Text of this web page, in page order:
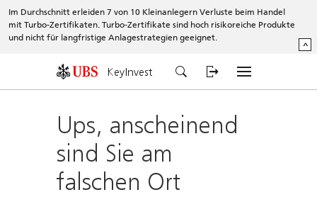
Im Durchschnitt erleiden 7 von 10 Kleinanlegern Verluste beim Handel
mit Turbo-Zertifikaten. Turbo-Zertifikate sind hoch risikoreiche Produkte
und nicht für langfristige Anlagestrategien geeignet.
^
KeyInvest
Ups, anscheinend
sind Sie am
falschen Ort